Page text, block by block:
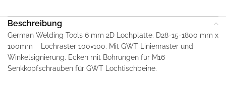
Beschreibung
German Welding Tools 6 mm 2D Lochplatte. D28-15-1800 mm x
100mm – Lochraster 100×100. Mit GWT Linienraster und
Winkelsignierung. Ecken mit Bohrungen für M16
Senkkopfschrauben für GWT Lochtischbeine.